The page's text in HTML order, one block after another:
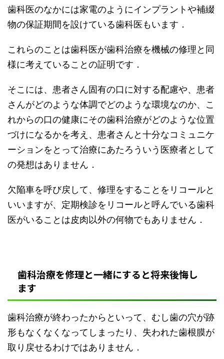
歯科医のなかには家電のようにインプラントや補綴
物の保証期間を設けている歯科医もいます．
これらのことは歯科医が歯科治療を機械の修理と同
様に考えていることの証明です．
そこには、患者さん固有の口に対する配慮や、患者
さんがどのような体調でどのような環境なのか、こ
れからの口の健康にその歯科治療がどのような位置
づけになるかを考え、患者さんと十分なコミュニケ
ーションをとって治療にあたろういう医療者として
の発想はありません．
欠陥車を呼び戻して、修理をすることをリコールと
いいますが、定期検診をリコールと呼んでいる歯科
医がいることは皮肉以外の何物でもありません．
歯科治療を修理と一緒にすると将来後悔し
ます
歯科治療が終わったからといって、むし歯の穴が跡
形もなくなくなってしまったり、失われた歯根膜が
取り戻せるわけではありません．